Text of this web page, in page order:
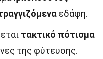
εδάφη.
τακτικό πότισμα
της φύτευσης.